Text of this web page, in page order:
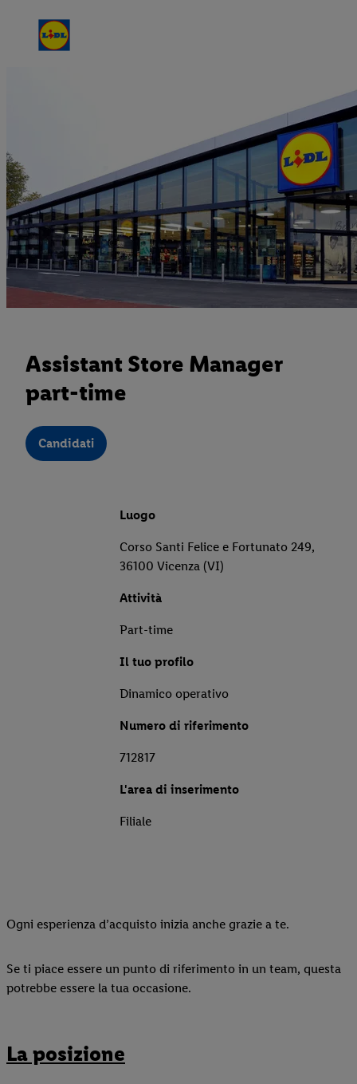
Assistant Store Manager
part-time
Candidati
Luogo
Corso Santi Felice e Fortunato 249,
36100 Vicenza (VI)
Attività
Part-time
Il tuo profilo
Dinamico operativo
Numero di riferimento
712817
L'area di inserimento
Filiale
Ogni esperienza d’acquisto inizia anche grazie a te.
Se ti piace essere un punto di riferimento in un team, questa
potrebbe essere la tua occasione.
La posizione